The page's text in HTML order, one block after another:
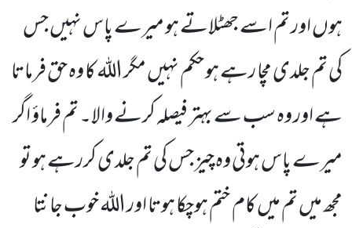
ہوں اور تم اسے جھٹلاتے ہو میرے پاس نہیں جس
کی تم جلدی مچا رہے ہو حکم نہیں مگر اللہ کا وہ حق فرماتا
ہے اور وہ سب سے بہتر فیصلہ کرنے والا۔ تم فرماؤ اگر
میرے پاس ہوتی وہ چیز جس کی تم جلدی کررہے ہو تو
مجھ میں تم میں کام ختم ہوچکا ہوتا اور اللہ خوب جانتا